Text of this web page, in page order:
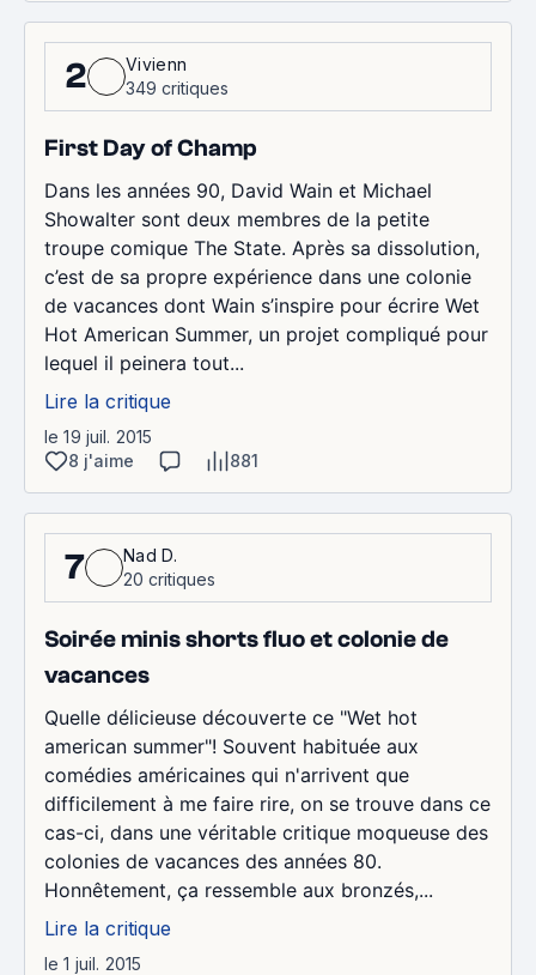
2
Vivienn
349 critiques
First Day of Champ
Dans les années 90, David Wain et Michael
Showalter sont deux membres de la petite
troupe comique The State. Après sa dissolution,
c’est de sa propre expérience dans une colonie
de vacances dont Wain s’inspire pour écrire Wet
Hot American Summer, un projet compliqué pour
lequel il peinera tout...
Lire la critique
le 19 juil. 2015
8 j'aime
881
7
Nad D.
20 critiques
Soirée minis shorts fluo et colonie de
vacances
Quelle délicieuse découverte ce "Wet hot
american summer"! Souvent habituée aux
comédies américaines qui n'arrivent que
difficilement à me faire rire, on se trouve dans ce
cas-ci, dans une véritable critique moqueuse des
colonies de vacances des années 80.
Honnêtement, ça ressemble aux bronzés,...
Lire la critique
le 1 juil. 2015